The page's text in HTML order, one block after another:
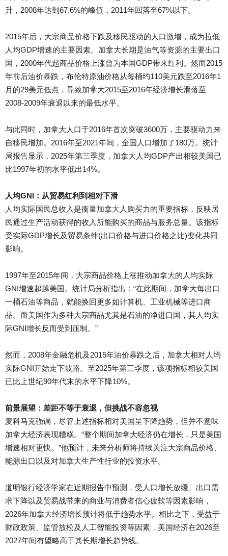
升，2008年达到67.6%的峰值，2011年回落至67%以下。
2015年后，大宗商品价格下跌及移民驱动的人口激增，成为拉低
人均GDP增速的主要因素。加拿大长期是油气等资源的主要出口
国，2000年代起商品价格上涨曾为本国GDP带来红利。然而2015
年前后油价暴跌，布伦特原油价格从每桶约110美元跌至2016年1
月的29美元低点，导致加拿大2015至2016年经济增长滑落至
2008-2009年衰退以来的最低水平。
与此同时，加拿大人口于2016年首次突破3600万，主要驱动力来
自移民增加。2016年至2021年间，全国人口增加了180万。统计
局报告显示，2025年第三季度，加拿大人均GDP产出相较美国已
比1997年初的水平低出14%。
人均GNI：从贸易红利到相对下滑
人均实际国民总收入是衡量加拿大人购买力的重要指标，反映居
民通过生产活动获得的收入所能购买的商品与服务总量。该指标
受实际GDP增长及贸易条件(出口价格与进口价格之比)变化共同
影响。
1997年至2015年间，大宗商品价格上涨推动加拿大的人均实际
GNI增速超越美国。统计局分析指出：“在此期间，加拿大每出口
一桶石油等商品，就能换回更多如计算机、工业机械等进口商
品。而美国作为多种大宗商品尤其是石油的净进口国，其人均实
际GNI增长反而受到压制。”
然而，2008年金融危机及2015年油价暴跌之后，加拿大相对人均
实际GNI开始走下坡路。至2025年第三季度，该项指标相较美国
已比上世纪90年代末的水平下降10%。
前景展望：差距不等于衰退，但挑战不容忽视
麦科马克强调，尽管上述指标相对美国呈下降趋势，但并不意味
加拿大经济表现糟糕。“整个期间加拿大经济仍在增长，只是美国
增速相对更快。”他预计，未来分析师将持续关注大宗商品价格、
能源出口以及对加拿大生产性行业的投资水平。
道明银行经济学家在近期报告中预测，受人口增长放缓、出口需
求下降以及贸易战带来的商业与消费者信心疲软等因素影响，
2026年加拿大经济增长预计将低于趋势水平。相比之下，受益于
财政政策、监管放松及人工智能投资等因素，美国经济在2026至
2027年间有望略高于其长期增长趋势线。